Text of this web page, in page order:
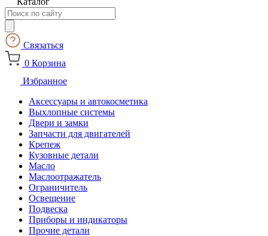
Поиск
товаров
Связаться
0 Корзина
Избранное
Аксессуары и автокосметика
Выхлопные системы
Двери и замки
Запчасти для двигателей
Крепеж
Кузовные детали
Масло
Маслоотражатель
Ограничитель
Освещение
Подвеска
Приборы и индикаторы
Прочие детали